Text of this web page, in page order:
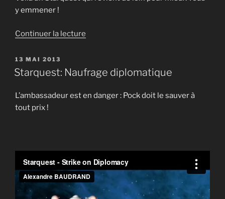
y emmener !
Continuer la lecture
Aux
du
PUBLIÉ
LE
13 MAI 2013
Starquest: Naufrage diplomatique
L’ambassadeur est en danger : Pock doit le sauver à
tout prix !